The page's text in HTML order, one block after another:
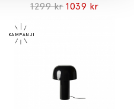
1299 kr 1039 kr